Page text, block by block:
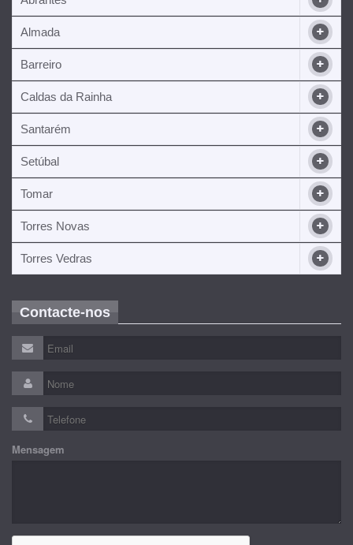
Almada
Barreiro
Caldas da Rainha
Santarém
Setúbal
Tomar
Torres Novas
Torres Vedras
Contacte-nos
Mensagem